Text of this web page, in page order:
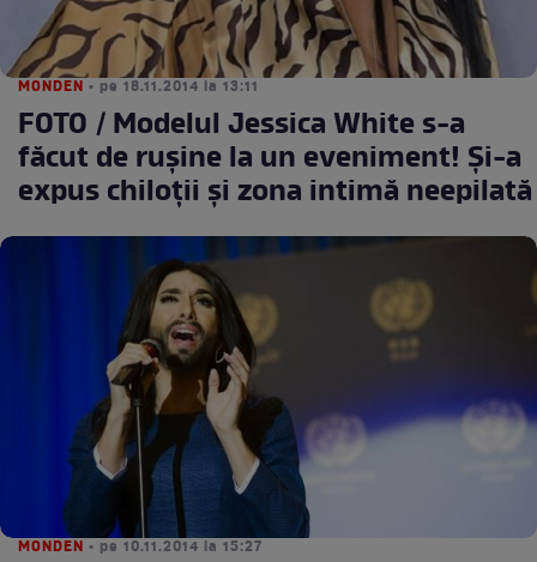
MONDEN • pe 18.11.2014 la 13:11
FOTO / Modelul Jessica White s-a
făcut de ruşine la un eveniment! Şi-a
expus chiloţii şi zona intimă neepilată
MONDEN • pe 10.11.2014 la 15:27